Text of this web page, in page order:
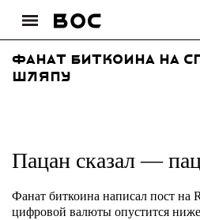
Фанат биткоина на
шляпу
Пацан сказал —
Фанат биткоина написал пост на
цифровой валюты опустится